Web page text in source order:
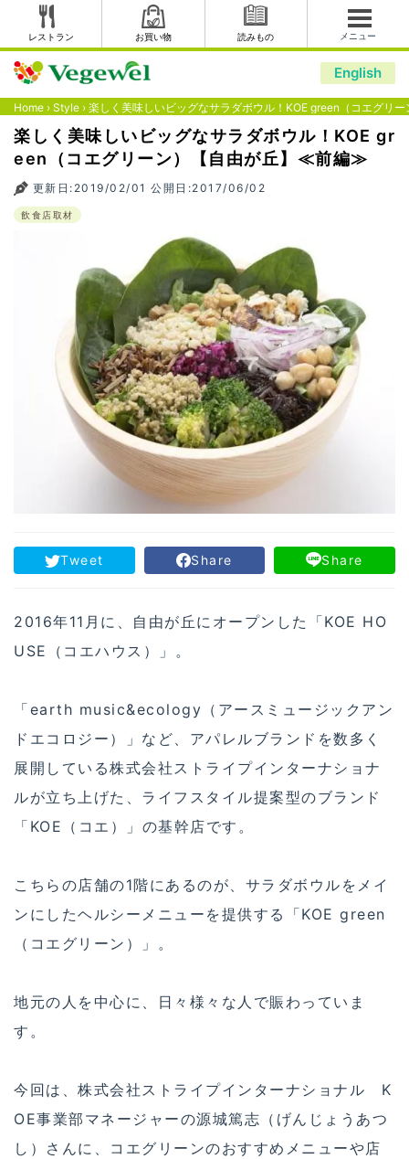
レストラン お買い物 読みもの メニュー
English
Home › Style › 楽しく美味しいビッグなサラダボウル！KOE green（コエグリ
楽しく美味しいビッグなサラダボウル！KOE gr
een（コエグリーン）【自由が丘】≪前編≫
更新日:2019/02/01 公開日:2017/06/02
飲食店取材
Tweet Share Share
2016年11月に、自由が丘にオープンした「KOE HO
USE（コエハウス）」。
「earth music&ecology（アースミュージックアン
ドエコロジー）」など、アパレルブランドを数多く
展開している株式会社ストライプインターナショナ
ルが立ち上げた、ライフスタイル提案型のブランド
「KOE（コエ）」の基幹店です。
こちらの店舗の1階にあるのが、サラダボウルをメイ
ンにしたヘルシーメニューを提供する「KOE green
（コエグリーン）」。
地元の人を中心に、日々様々な人で賑わっていま
す。
今回は、株式会社ストライプインターナショナル K
OE事業部マネージャーの源城篤志（げんじょうあつ
し）さんに、コエグリーンのおすすめメニューや店